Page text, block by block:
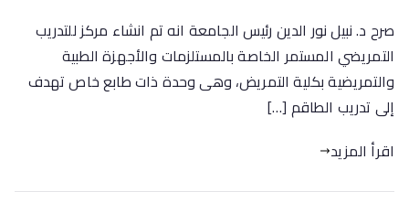
صرح د. نبيل نور الدين رئيس الجامعة انه تم انشاء مركز للتدريب
التمريضي المستمر الخاصة بالمستلزمات والأجهزة الطبية
والتمريضية بكلية التمريض، وهى وحدة ذات طابع خاص تهدف
إلى تدريب الطاقم […]
اقرأ المزيد